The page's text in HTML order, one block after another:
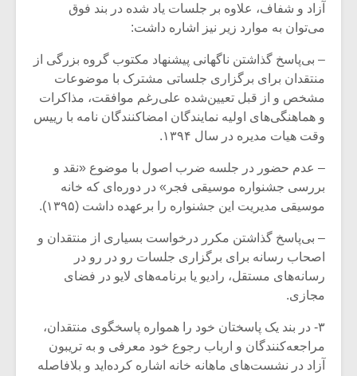
آزاد و شفاف، علاوه بر جلسات یاد شده در بند فوق
می‌توان به موارد زیر نیز اشاره داشت:
– بی‌پاسخ گذاشتن ناگهانی پیشنهاد مکتوب گروه بزرگی از
منتقدان برای برگزاری جلساتی مشترک با موضوعات
مشخص و از قبل تعیین‌شده علی‌رغم موافقت، مذاکرات
و هماهنگی‌های اولیه نمایندگان امضاکنندگان نامه با رییس
وقت هیات مدیره در سال ۱۳۹۴.
– عدم حضور در جلسه ضرب اصول با موضوع «نقد و
بررسی جشنواره موسیقی فجر» در دوره‌ای که خانه
موسیقی مدیریت این جشنواره را برعهده داشت (۱۳۹۵).
– بی‌پاسخ گذاشتن مکرر درخواست بسیاری از منتقدان و
اصحاب رسانه برای برگزاری جلسات رو در رو در
رسانه‌های مستقل، رادیو یا برنامه‌های لایو در فضای
مجازی.
۳- در بند یک پاسختان خود را همواره پاسخگوی منتقدان،
مراجعه‌کنندگان و ارباب رجوع خود معرفی و به تریبون
آزاد در نشست‌های ماهانه خانه اشاره کرده‌اید و بلافاصله